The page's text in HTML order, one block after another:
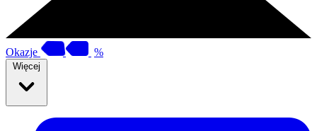
Okazje %
Więcej